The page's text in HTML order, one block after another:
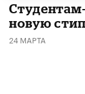
новую
24 МАРТА